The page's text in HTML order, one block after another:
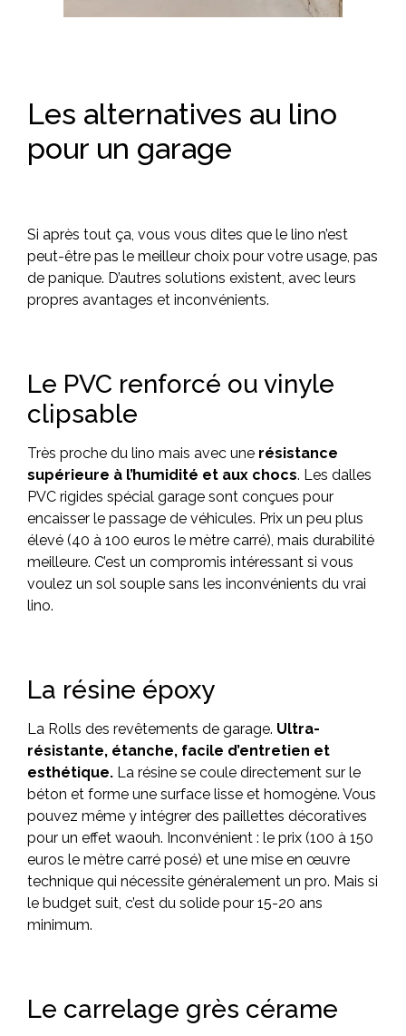
Les alternatives au lino
pour un garage
Si après tout ça, vous vous dites que le lino n’est
peut-être pas le meilleur choix pour votre usage, pas
de panique. D’autres solutions existent, avec leurs
propres avantages et inconvénients.
Le PVC renforcé ou vinyle
clipsable
Très proche du lino mais avec une résistance
supérieure à l’humidité et aux chocs. Les dalles
PVC rigides spécial garage sont conçues pour
encaisser le passage de véhicules. Prix un peu plus
élevé (40 à 100 euros le mètre carré), mais durabilité
meilleure. C’est un compromis intéressant si vous
voulez un sol souple sans les inconvénients du vrai
lino.
La résine époxy
La Rolls des revêtements de garage. Ultra-
résistante, étanche, facile d’entretien et
esthétique. La résine se coule directement sur le
béton et forme une surface lisse et homogène. Vous
pouvez même y intégrer des paillettes décoratives
pour un effet waouh. Inconvénient : le prix (100 à 150
euros le mètre carré posé) et une mise en œuvre
technique qui nécessite généralement un pro. Mais si
le budget suit, c’est du solide pour 15-20 ans
minimum.
Le carrelage grès cérame